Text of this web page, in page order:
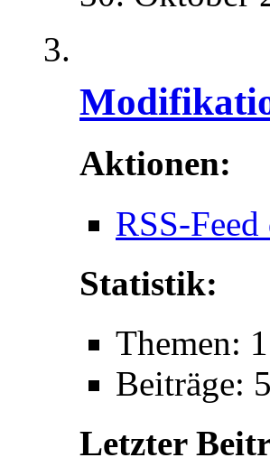
Aktionen:
RSS-
Statistik:
Themen: 1
Beiträge: 5
Letzter